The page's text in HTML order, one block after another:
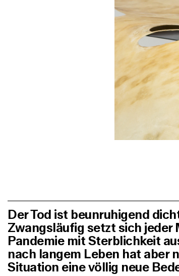
Der Tod ist beunruhigend
Zwangsläufig setzt sich jeder
Pandemie mit Sterblichkeit
nach langem Leben hat aber
Situation eine völlig neue